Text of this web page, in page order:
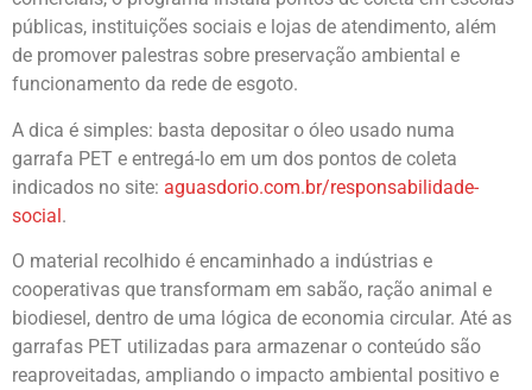
públicas, instituições sociais e lojas de atendimento, além
de promover palestras sobre preservação ambiental e
funcionamento da rede de esgoto.
A dica é simples: basta depositar o óleo usado numa
garrafa PET e entregá-lo em um dos pontos de coleta
indicados no site: aguasdorio.com.br/responsabilidade-
social.
O material recolhido é encaminhado a indústrias e
cooperativas que transformam em sabão, ração animal e
biodiesel, dentro de uma lógica de economia circular. Até as
garrafas PET utilizadas para armazenar o conteúdo são
reaproveitadas, ampliando o impacto ambiental positivo e